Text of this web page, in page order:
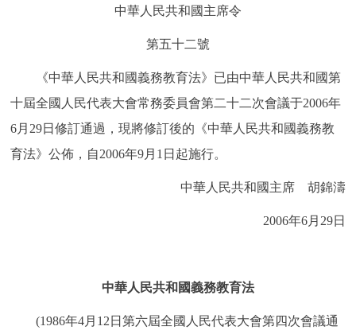
決策公開 專題公開
政務服務
個人服務 法人服務
12345網上接訴即辦 我要諮詢 我要建議
中華人民共和國主席令
第五十二號
《中華人民共和國義務教育法》已由中華人民共和國第
十屆全國人民代表大會常務委員會第二十二次會議于2006年
6月29日修訂通過，現將修訂後的《中華人民共和國義務教
育法》公佈，自2006年9月1日起施行。
中華人民共和國主席 胡錦濤
2006年6月29日
中華人民共和國義務教育法
(1986年4月12日第六屆全國人民代表大會第四次會議通